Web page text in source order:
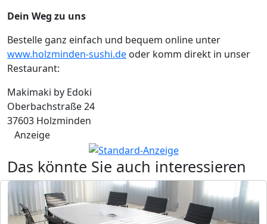
Dein Weg zu uns
Bestelle ganz einfach und bequem online unter
www.holzminden-sushi.de oder komm direkt in unser
Restaurant:
Makimaki by Edoki
Oberbachstraße 24
37603 Holzminden
Anzeige
Das könnte Sie auch interessieren